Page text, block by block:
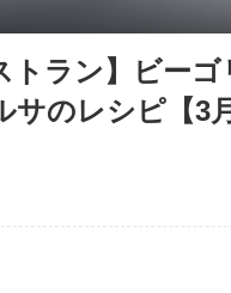
トラン】ビーゴ
サのレシピ【3